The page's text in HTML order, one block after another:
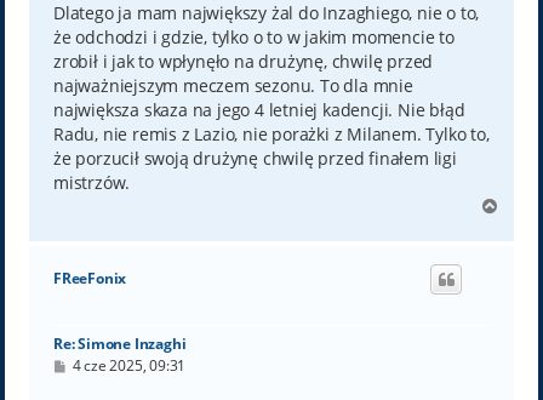
Dlatego ja mam największy żal do Inzaghiego, nie o to,
że odchodzi i gdzie, tylko o to w jakim momencie to
zrobił i jak to wpłynęło na drużynę, chwilę przed
najważniejszym meczem sezonu. To dla mnie
największa skaza na jego 4 letniej kadencji. Nie błąd
Radu, nie remis z Lazio, nie porażki z Milanem. Tylko to,
że porzucił swoją drużynę chwilę przed finałem ligi
mistrzów.
g
FReeFonix
Re: Simone Inzaghi
P4 cze 2025, 09:31